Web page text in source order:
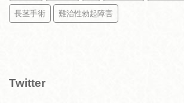
長茎手術 難治性勃起障害
Twitter